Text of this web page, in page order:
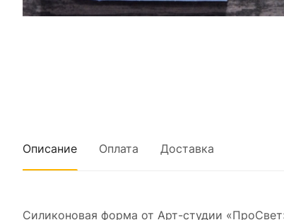
Описание Оплата Доставка
Силиконовая форма от Арт-студии